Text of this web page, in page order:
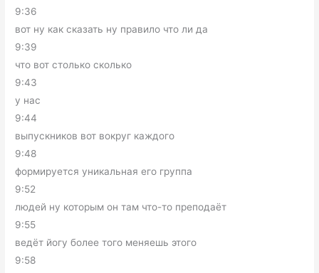
9:36
вот ну как сказать ну правило что ли да
9:39
что вот столько сколько
9:43
у нас
9:44
выпускников вот вокруг каждого
9:48
формируется уникальная его группа
9:52
людей ну которым он там что-то преподаёт
9:55
ведёт йогу более того меняешь этого
9:58